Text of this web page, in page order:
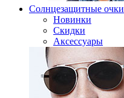
Солнцезащитные очки
Новинки
Скидки
Аксессуары